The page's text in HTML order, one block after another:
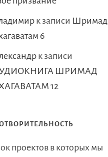
к записи Шримад
6
к записи
ШРИМАД
12
проектов в которых мы